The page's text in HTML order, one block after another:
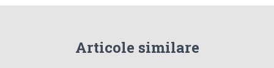
Articole similare